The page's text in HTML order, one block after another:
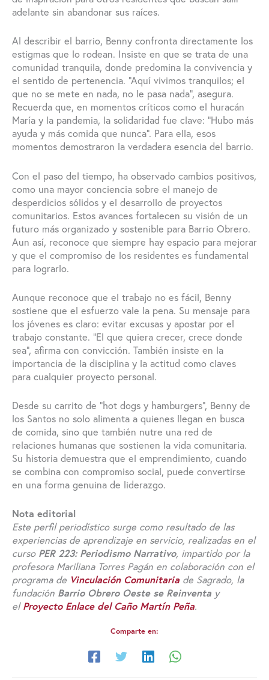
adelante sin abandonar sus raíces.
Al describir el barrio, Benny confronta directamente los
estigmas que lo rodean. Insiste en que se trata de una
comunidad tranquila, donde predomina la convivencia y
el sentido de pertenencia. “Aquí vivimos tranquilos; el
que no se mete en nada, no le pasa nada”, asegura.
Recuerda que, en momentos críticos como el huracán
María y la pandemia, la solidaridad fue clave: “Hubo más
ayuda y más comida que nunca”. Para ella, esos
momentos demostraron la verdadera esencia del barrio.
Con el paso del tiempo, ha observado cambios positivos,
como una mayor conciencia sobre el manejo de
desperdicios sólidos y el desarrollo de proyectos
comunitarios. Estos avances fortalecen su visión de un
futuro más organizado y sostenible para Barrio Obrero.
Aun así, reconoce que siempre hay espacio para mejorar
y que el compromiso de los residentes es fundamental
para lograrlo.
Aunque reconoce que el trabajo no es fácil, Benny
sostiene que el esfuerzo vale la pena. Su mensaje para
los jóvenes es claro: evitar excusas y apostar por el
trabajo constante. “El que quiera crecer, crece donde
sea”, afirma con convicción. También insiste en la
importancia de la disciplina y la actitud como claves
para cualquier proyecto personal.
Desde su carrito de “hot dogs y hamburgers”, Benny de
los Santos no solo alimenta a quienes llegan en busca
de comida, sino que también nutre una red de
relaciones humanas que sostienen la vida comunitaria.
Su historia demuestra que el emprendimiento, cuando
se combina con compromiso social, puede convertirse
en una forma genuina de liderazgo.
Nota editorial
Este perfil periodístico surge como resultado de las
experiencias de aprendizaje en servicio, realizadas en el
curso PER 223: Periodismo Narrativo, impartido por la
profesora Mariliana Torres Pagán en colaboración con el
programa de Vinculación Comunitaria de Sagrado, la
fundación Barrio Obrero Oeste se Reinventa y
elProyecto Enlace del Caño Martín Peña.
Comparte en: